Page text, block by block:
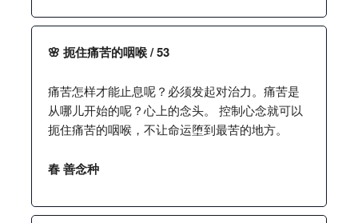
🌸 扼住痛苦的咽喉 / 53
痛苦怎样才能止息呢？必须发起对治力。痛苦是
从哪儿开始的呢？心上的念头。 控制心念就可以
扼住痛苦的咽喉，不让命运堕到最苦的地方。
春 善念种